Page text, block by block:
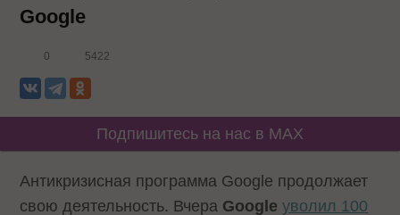
Google
0 5422
Подпишитесь на нас в MAX
Антикризисная программа Google продолжает
свою деятельность. Вчера Googleуволил 100